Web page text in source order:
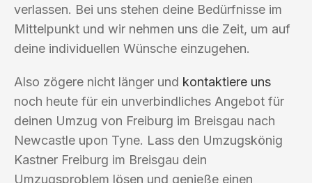
verlassen. Bei uns stehen deine Bedürfnisse im
Mittelpunkt und wir nehmen uns die Zeit, um auf
deine individuellen Wünsche einzugehen.
Also zögere nicht länger und kontaktiere uns
noch heute für ein unverbindliches Angebot für
deinen Umzug von Freiburg im Breisgau nach
Newcastle upon Tyne. Lass den Umzugskönig
Kastner Freiburg im Breisgau dein
Umzugsproblem lösen und genieße einen